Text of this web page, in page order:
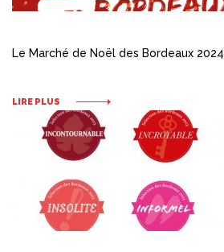
Le Marché de Noël des Bordeaux 2024
LIRE PLUS